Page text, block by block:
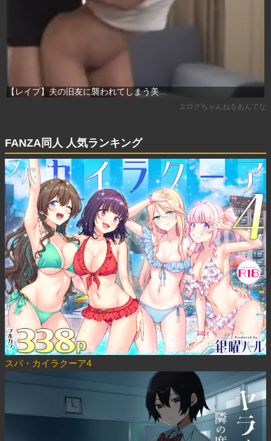
FANZA同人 人気ランキング
スパ・カイラクーア4